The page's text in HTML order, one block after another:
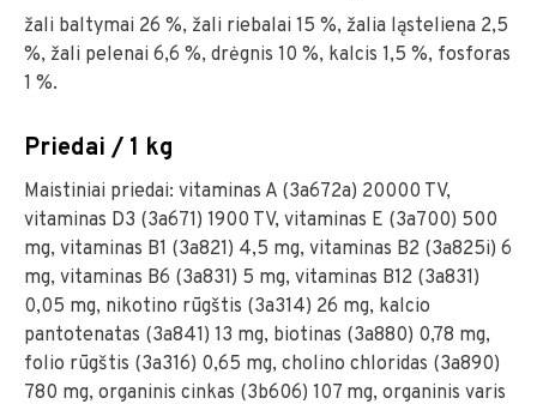
žali baltymai 26 %, žali riebalai 15 %, žalia ląsteliena 2,5
%, žali pelenai 6,6 %, drėgnis 10 %, kalcis 1,5 %, fosforas
1 %.
Priedai / 1 kg
Maistiniai priedai: vitaminas A (3a672a) 20000 TV,
vitaminas D3 (3a671) 1900 TV, vitaminas E (3a700) 500
mg, vitaminas B1 (3a821) 4,5 mg, vitaminas B2 (3a825i) 6
mg, vitaminas B6 (3a831) 5 mg, vitaminas B12 (3a831)
0,05 mg, nikotino rūgštis (3a314) 26 mg, kalcio
pantotenatas (3a841) 13 mg, biotinas (3a880) 0,78 mg,
folio rūgštis (3a316) 0,65 mg, cholino chloridas (3a890)
780 mg, organinis cinkas (3b606) 107 mg, organinis varis